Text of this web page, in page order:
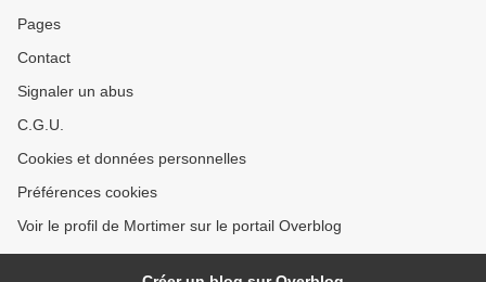
Pages
Contact
Signaler un abus
C.G.U.
Cookies et données personnelles
Préférences cookies
Voir le profil de Mortimer sur le portail Overblog